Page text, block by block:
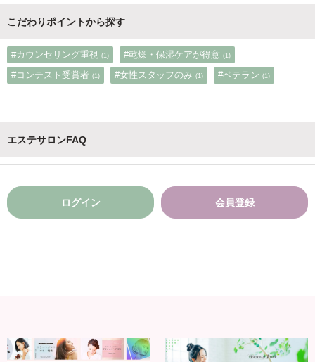
こだわりポイントから探す
#カウンセリング重視 (1) #乾燥・保湿ケアが得意 (1)
#コンテスト受賞者 (1) #女性スタッフのみ (1) #ベテラン (1)
エステサロンFAQ
ログイン 会員登録